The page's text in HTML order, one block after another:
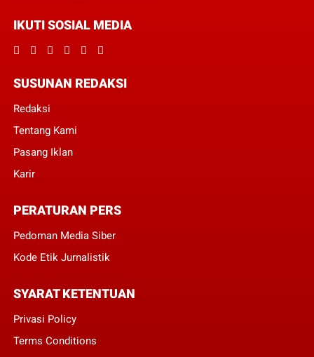
IKUTI SOSIAL MEDIA
SUSUNAN REDAKSI
Redaksi
Tentang Kami
Pasang Iklan
Karir
PERATURAN PERS
Pedoman Media Siber
Kode Etik Jurnalistik
SYARAT KETENTUAN
Privasi Policy
Terms Conditions